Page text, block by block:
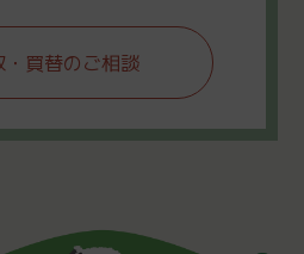
・買替のご相談